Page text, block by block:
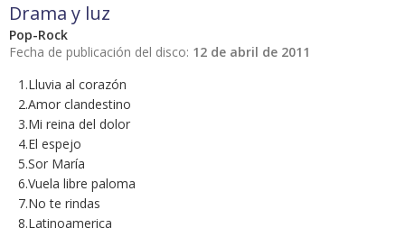
Drama y luz
Pop-Rock
Fecha de publicación del disco: 12 de abril de 2011
1.Lluvia al corazón
2.Amor clandestino
3.Mi reina del dolor
4.El espejo
5.Sor María
6.Vuela libre paloma
7.No te rindas
8.Latinoamerica